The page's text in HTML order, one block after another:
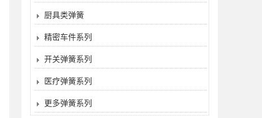
厨具类弹簧
精密车件系列
开关弹簧系列
医疗弹簧系列
更多弹簧系列